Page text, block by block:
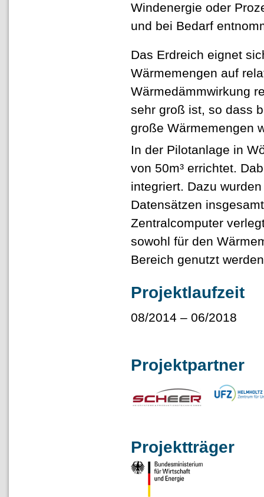
Windenergie oder
und bei Bedarf
Das Erdreich eignet
Wärmemengen auf
Wärmedämmwirkung
sehr groß ist, so dass
große Wärmemengen
In der Pilotanlage in
von 50m³ errichtet.
integriert. Dazu
Datensätzen
Zentralcomputer
sowohl für den
Bereich genutzt
Projektlaufzeit
08/2014 – 06/2018
Projektpartner
Projektträger